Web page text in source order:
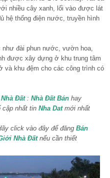
nhiều cây xanh, lối vào được lát
hệ thống điện nước, truyền hình
như đài phun nước, vườn hoa,
được xây dựng ở khu trung tâm
và khu đệm cho các công trình có
Nhà Đất: Nhà Đất Bán hay
cập nhất tin Nha Dat mới nhất
click vào đây để đăng Bán
Nhà Đấtnếu cần thiết